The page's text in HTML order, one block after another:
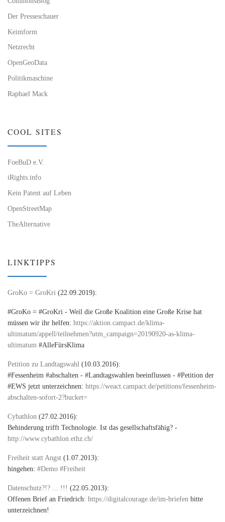
Der Presseschauer
Keimform
Netzrecht
OpenGeoData
Politikmaschine
Raphael Mack
COOL SITES
FoeBuD e.V.
iRights.info
Kein Patent auf Leben
OpenStreetMap
TheAlternative
LINKTIPPS
GroKo = GroKri (22.09.2019):
#GroKo = #GroKri - Weil die Große Koalition eine Große Krise hat
müssen wir ihr helfen: https://aktion.campact.de/klima-
ultimatum/appell/teilnehmen?utm_campaign=20190920-as-klima-
ultimatum #AlleFürsKlima
Petition zu Landtagswahl (10.03.2016):
#Fessenheim #abschalten - #Landtagswahlen beeinflussen - #Petition der
#EWS jetzt unterzeichnen: https://weact.campact.de/petitions/fessenheim-
abschalten-sofort-2?bucket=
Cybathlon (27.02.2016):
Behinderung trifft Technologie. Ist das gesellschaftsfähig? -
http://www.cybathlon.ethz.ch/
Freiheit statt Angst (1.07.2013):
hingehen: #Demo #Freiheit
Datenschutz?!? ... !!! (22.05.2013):
Offenen Brief an Friedrich: https://digitalcourage.de/im-briefen bitte
unterzeichnen!